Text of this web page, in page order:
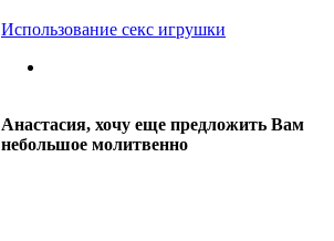
Использование секс игрушки
Анастасия, хочу еще предложить Вам
небольшое молитвенно